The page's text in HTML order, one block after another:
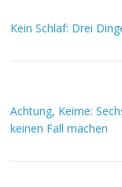
Kein Schlaf: Drei
Achtung, Keime:
keinen Fall machen